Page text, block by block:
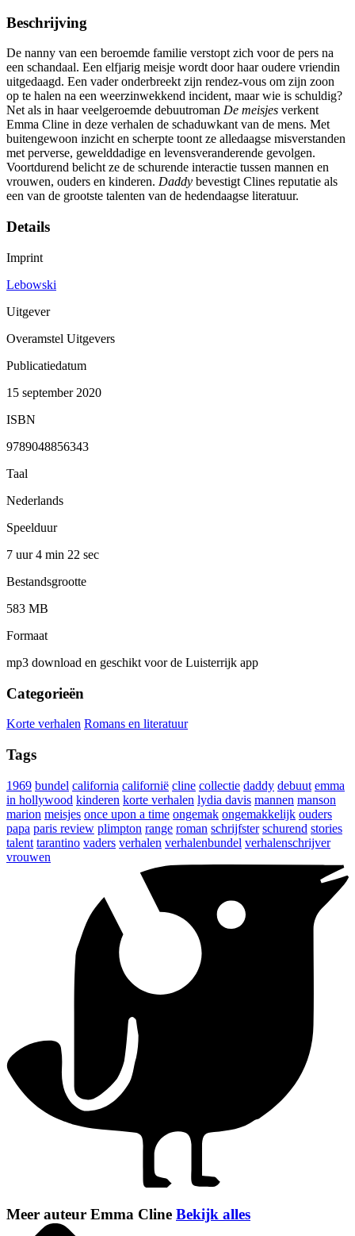
Beschrijving
De nanny van een beroemde familie verstopt zich voor de pers na
een schandaal. Een elfjarig meisje wordt door haar oudere vriendin
uitgedaagd. Een vader onderbreekt zijn rendez-vous om zijn zoon
op te halen na een weerzinwekkend incident, maar wie is schuldig?
Net als in haar veelgeroemde debuutroman De meisjes verkent
Emma Cline in deze verhalen de schaduwkant van de mens. Met
buitengewoon inzicht en scherpte toont ze alledaagse misverstanden
met perverse, gewelddadige en levensveranderende gevolgen.
Voortdurend belicht ze de schurende interactie tussen mannen en
vrouwen, ouders en kinderen. Daddy bevestigt Clines reputatie als
een van de grootste talenten van de hedendaagse literatuur.
Details
Imprint
Lebowski
Uitgever
Overamstel Uitgevers
Publicatiedatum
15 september 2020
ISBN
9789048856343
Taal
Nederlands
Speelduur
7 uur 4 min 22 sec
Bestandsgrootte
583 MB
Formaat
mp3 download en geschikt voor de Luisterrijk app
Categorieën
Korte verhalen Romans en literatuur
Tags
1969 bundel california californië cline collectie daddy debuut emma
in hollywood kinderen korte verhalen lydia davis mannen manson
marion meisjes once upon a time ongemak ongemakkelijk ouders
papa paris review plimpton range roman schrijfster schurend stories
talent tarantino vaders verhalen verhalenbundel verhalenschrijver
vrouwen
Meer auteur Emma Cline Bekijk alles